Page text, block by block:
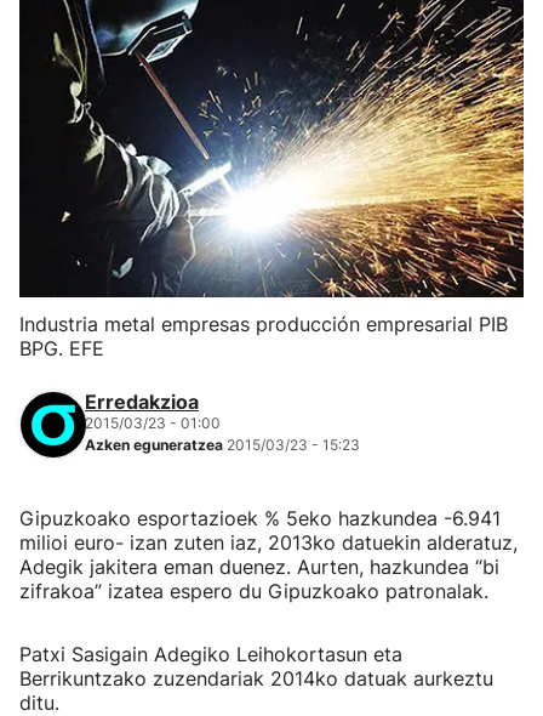
Industria metal empresas producción empresarial PIB
BPG. EFE
Erredakzioa
2015/03/23 - 01:00
Azken eguneratzea 2015/03/23 - 15:23
Gipuzkoako esportazioek % 5eko hazkundea -6.941
milioi euro- izan zuten iaz, 2013ko datuekin alderatuz,
Adegik jakitera eman duenez. Aurten, hazkundea “bi
zifrakoa” izatea espero du Gipuzkoako patronalak.
Patxi Sasigain Adegiko Leihokortasun eta
Berrikuntzako zuzendariak 2014ko datuak aurkeztu
ditu.